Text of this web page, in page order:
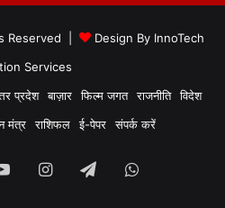
Reserved | Design By InnoTech
Services
प्रदेश बाज़ार फिल्म जगत राजनीति
विदेश
मंत्र राशिफल ई-पेपर संपर्क करें
YouTubeInstagram
TelegramWhatsApp